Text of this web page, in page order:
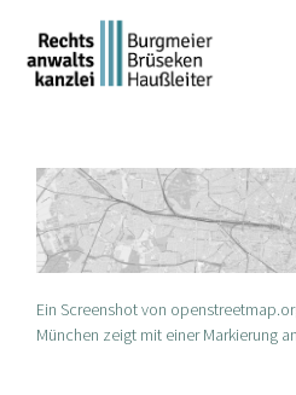
springen
Ein Screenshot von
München zeigt mit einer Markierung